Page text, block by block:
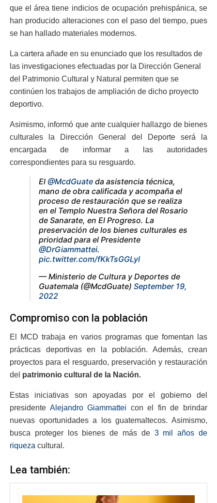
que el área tiene indicios de ocupación prehispánica, se
han producido alteraciones con el paso del tiempo, pues
se han hallado materiales modernos.
La cartera añade en su enunciado que los resultados de
las investigaciones efectuadas por la Dirección General
del Patrimonio Cultural y Natural permiten que se
continúen los trabajos de ampliación de dicho proyecto
deportivo.
Asimismo, informó que ante cualquier hallazgo de bienes
culturales la Dirección General del Deporte será la
encargada de informar a las autoridades
correspondientes para su resguardo.
El @McdGuate da asistencia técnica,
mano de obra calificada y acompaña el
proceso de restauración que se realiza
en el Templo Nuestra Señora del Rosario
de Sanarate, en El Progreso. La
preservación de los bienes culturales es
prioridad para el Presidente
@DrGiammattei.
pic.twitter.com/fKkTsGGLyl
— Ministerio de Cultura y Deportes de
Guatemala (@McdGuate) September 19,
2022
Compromiso con la población
El MCD trabaja en varios programas que fomentan las
prácticas deportivas en la población. Además, crean
proyectos para el resguardo, preservación y restauración
del patrimonio cultural de la Nación.
Estas iniciativas son apoyadas por el gobierno del
presidente Alejandro Giammattei con el fin de brindar
nuevas oportunidades a los guatemaltecos. Asimismo,
busca proteger los bienes de más de 3 mil años de
riqueza cultural.
Lea también: